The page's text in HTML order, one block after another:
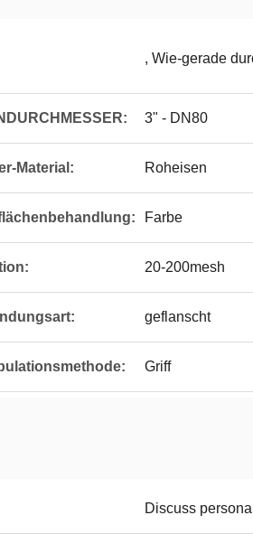
, Wie-gerade
3" - DN80
Material: Roheisen
Farbe
20-200mesh
geflanscht
Griff
Discuss